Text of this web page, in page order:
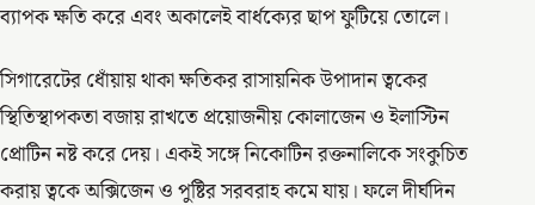
ব্যাপক ক্ষতি করে এবং অকালেই বার্ধক্যের ছাপ ফুটিয়ে তোলে।
সিগারেটের ধোঁয়ায় থাকা ক্ষতিকর রাসায়নিক উপাদান ত্বকের
স্থিতিস্থাপকতা বজায় রাখতে প্রয়োজনীয় কোলাজেন ও ইলাস্টিন
প্রোটিন নষ্ট করে দেয়। একই সঙ্গে নিকোটিন রক্তনালিকে সংকুচিত
করায় ত্বকে অক্সিজেন ও পুষ্টির সরবরাহ কমে যায়। ফলে দীর্ঘদিন